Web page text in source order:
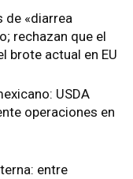
de «diarrea
rechazan que el
brote actual en EU
USDA
operaciones en
entre